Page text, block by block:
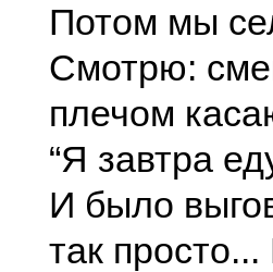
Потом мы
Смотрю:
плечом
“Я завтра
И было
так